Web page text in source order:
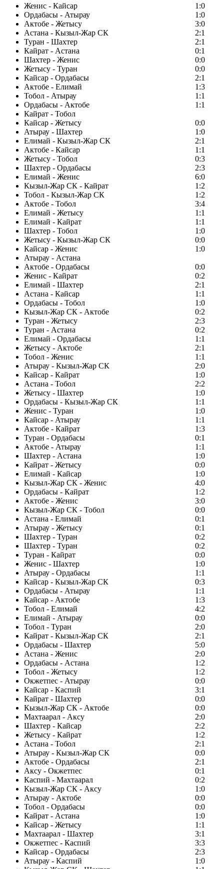
Женис - Кайсар
1:0
Ордабасы - Атырау
1:0
Актобе - Жетысу
3:0
Астана - Кызыл-Жар СК
2:1
Туран - Шахтер
2:1
Кайрат - Астана
0:1
Шахтер - Женис
0:0
Жетысу - Туран
0:0
Кайсар - Ордабасы
2:1
Актобе - Елимай
1:3
Тобол - Атырау
1:1
Ордабасы - Актобе
1:1
Кайрат - Тобол
Кайсар - Жетысу
0:0
Атырау - Шахтер
1:0
Елимай - Кызыл-Жар СК
2:1
Актобе - Кайсар
1:1
Жетысу - Тобол
0:3
Шахтер - Ордабасы
2:3
Елимай - Женис
6:0
Кызыл-Жар СК - Кайрат
1:2
Тобол - Кызыл-Жар СК
1:2
Актобе - Тобол
3:4
Елимай - Жетысу
1:1
Елимай - Кайрат
1:1
Шахтер - Тобол
1:0
Жетысу - Кызыл-Жар СК
0:0
Кайсар - Женис
1:0
Атырау - Астана
Актобе - Ордабасы
0:0
Женис - Кайрат
0:2
Елимай - Шахтер
2:1
Астана - Кайсар
1:1
Ордабасы - Тобол
1:0
Кызыл-Жар СК - Актобе
0:2
Туран - Жетысу
2:3
Туран - Астана
0:2
Елимай - Ордабасы
1:1
Жетысу - Актобе
2:1
Тобол - Женис
1:1
Атырау - Кызыл-Жар СК
2:0
Кайсар - Кайрат
1:0
Астана - Тобол
2:2
Жетысу - Шахтер
1:0
Ордабасы - Кызыл-Жар СК
1:1
Женис - Туран
1:0
Кайсар - Атырау
1:1
Актобе - Кайрат
1:3
Туран - Ордабасы
0:1
Актобе - Атырау
1:1
Шахтер - Астана
1:0
Кайрат - Жетысу
0:0
Елимай - Кайсар
1:0
Кызыл-Жар СК - Женис
4:0
Ордабасы - Кайрат
1:2
Актобе - Женис
3:0
Кызыл-Жар СК - Тобол
0:0
Астана - Елимай
0:1
Атырау - Жетысу
0:1
Шахтер - Туран
0:2
Шахтер - Туран
0:2
Туран - Кайрат
0:0
Женис - Шахтер
1:0
Атырау - Ордабасы
1:1
Кайсар - Кызыл-Жар СК
0:3
Ордабасы - Атырау
1:1
Кайсар - Актобе
1:3
Тобол - Елимай
4:2
Елимай - Атырау
0:0
Тобол - Туран
2:0
Кайрат - Кызыл-Жар СК
2:1
Ордабасы - Шахтер
5:0
Астана - Женис
2:0
Ордабасы - Астана
1:2
Тобол - Жетысу
1:2
Окжетпес - Атырау
0:0
Кайсар - Каспий
3:1
Кайрат - Шахтер
0:0
Кызыл-Жар СК - Актобе
0:0
Махтаарал - Аксу
2:0
Шахтер - Кайсар
2:2
Жетысу - Кайрат
1:2
Астана - Тобол
2:1
Атырау - Кызыл-Жар СК
0:0
Актобе - Ордабасы
2:1
Аксу - Окжетпес
0:1
Каспий - Махтаарал
0:2
Кызыл-Жар СК - Аксу
1:0
Атырау - Актобе
0:0
Тобол - Ордабасы
0:0
Кайрат - Астана
1:0
Кайсар - Жетысу
1:1
Махтаарал - Шахтер
3:1
Окжетпес - Каспий
3:3
Кайсар - Ордабасы
2:3
Атырау - Каспий
1:0